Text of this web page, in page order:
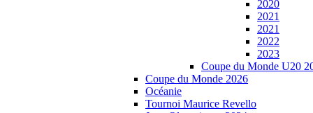
2020
2021
2021
2022
2023
Coupe du Monde U20
Coupe du Monde 2026
Océanie
Tournoi Maurice Revello